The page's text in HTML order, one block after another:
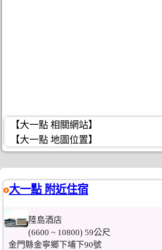
【大一點 相關網站】
【大一點 地圖位置】
大一點 附近住宿
陸島酒店
(6600 ~ 10800) 59公尺
金門縣金寧鄉下埔下90號